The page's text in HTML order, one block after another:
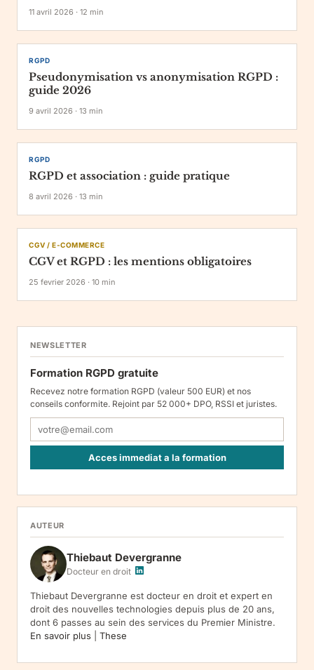
11 avril 2026 · 12 min
RGPD
Pseudonymisation vs anonymisation RGPD :
guide 2026
9 avril 2026 · 13 min
RGPD
RGPD et association : guide pratique
8 avril 2026 · 13 min
CGV / E-COMMERCE
CGV et RGPD : les mentions obligatoires
25 fevrier 2026 · 10 min
NEWSLETTER
Formation RGPD gratuite
Recevez notre formation RGPD (valeur 500 EUR) et nos
conseils conformite. Rejoint par 52 000+ DPO, RSSI et juristes.
Acces immediat a la formation
05120, Lituanie. Finalite : inscription a la newsletter et reception
de nos communications. Base legale : consentement (art. 6.1.a
(hebergement), Amazon SES (envoi des emails). Conservation :
jusqu'a desinscription. Droits : acces, rectification, effacement,
limitation, opposition, portabilite -- exercez vos droits via notre
Reclamation :.
AUTEUR
Thiebaut Devergranne
Docteur en droit
Thiebaut Devergranne est docteur en droit et expert en
droit des nouvelles technologies depuis plus de 20 ans,
dont 6 passes au sein des services du Premier Ministre.
En savoir plus
These